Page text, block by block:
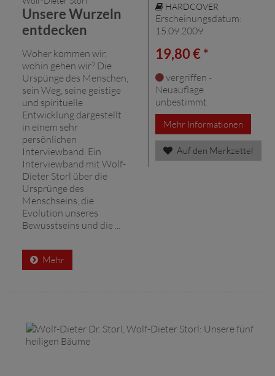
Unsere Wurzeln
entdecken
Woher kommen wir,
wohin gehen wir? Die
Urspünge des Menschen,
sein Weg, seine geistige
und spirituelle
Entwicklung dargestellt
in einem sehr
persönlichen
Interviewband. Ein
Interviewband mit Wolf-
Dieter Storl über die
Ursprünge des
Menschseins, die
Evolution unseres
Bewusstseins und die ...
Mehr
HARDCOVER
Erscheinungsdatum:
15.09.2009
19,80 € *
vergriffen -
Neuauflage
unbestimmt
Mehr Informationen
Auf den Merkzettel